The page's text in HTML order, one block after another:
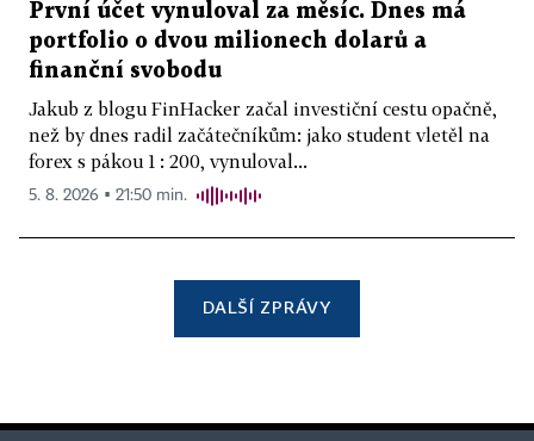
První účet vynuloval za měsíc. Dnes má
portfolio o dvou milionech dolarů a
finanční svobodu
Jakub z blogu FinHacker začal investiční cestu opačně,
než by dnes radil začátečníkům: jako student vletěl na
forex s pákou 1 : 200, vynuloval...
5. 8. 2026 ▪ 21:50 min.
DALŠÍ ZPRÁVY